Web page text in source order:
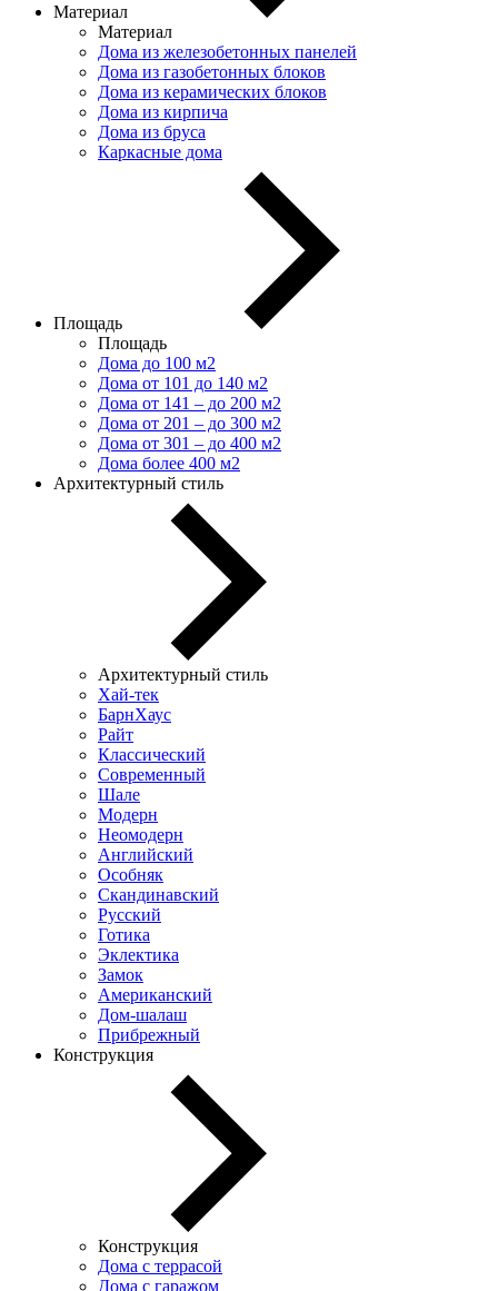
Материал
Материал
Дома из железобетонных панелей
Дома из газобетонных блоков
Дома из керамических блоков
Дома из кирпича
Дома из бруса
Каркасные дома
Площадь
Площадь
Дома до 100 м2
Дома от 101 до 140 м2
Дома от 141 – до 200 м2
Дома от 201 – до 300 м2
Дома от 301 – до 400 м2
Дома более 400 м2
Архитектурный стиль
Архитектурный стиль
Хай-тек
БарнХаус
Райт
Классический
Современный
Шале
Модерн
Неомодерн
Английский
Особняк
Скандинавский
Русский
Готика
Эклектика
Замок
Американский
Дом-шалаш
Прибрежный
Конструкция
Конструкция
Дома с террасой
Дома с гаражом